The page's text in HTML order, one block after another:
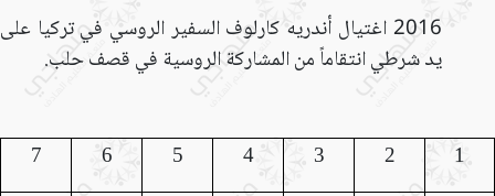
2016 اغتيال أندريه كارلوف السفير الروسي في تركيا على
يد شرطي انتقاماً من المشاركة الروسية في قصف حلب.
1
2
3
4
5
6
7